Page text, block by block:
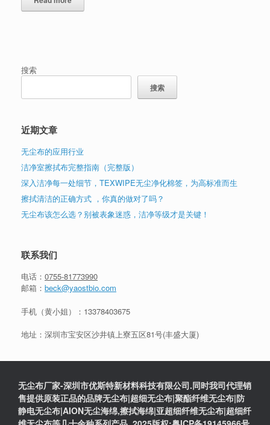
搜索
搜索
近期文章
无尘布的应用行业
洁净室擦拭布完整指南（完整版）
深入洁净每一处细节，TEXWIPE无尘净化棉签，为高标准而生
擦拭清洁的正确方式 ，你真的做对了吗？
无尘布该怎么选？别被表象迷惑，洁净等级才是关键！
联系我们
电话： 0755-81773990
邮箱： beck@yaostbio.com
手机（黄小姐）： 13378403675
地址：深圳市宝安区沙井镇上寮五区81号(丰盛大厦)
无尘布厂家-深圳市优斯特新材料科技有限公司.同时我司代理销
售提供原装正品的品牌无尘布|超细无尘布|聚酯纤维无尘布|防
静电无尘布|AION无尘海绵,擦拭海绵|亚超细纤维无尘布|超细纤